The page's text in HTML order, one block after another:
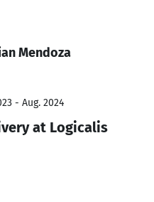
Mendoza
- Aug. 2024
at Logicalis